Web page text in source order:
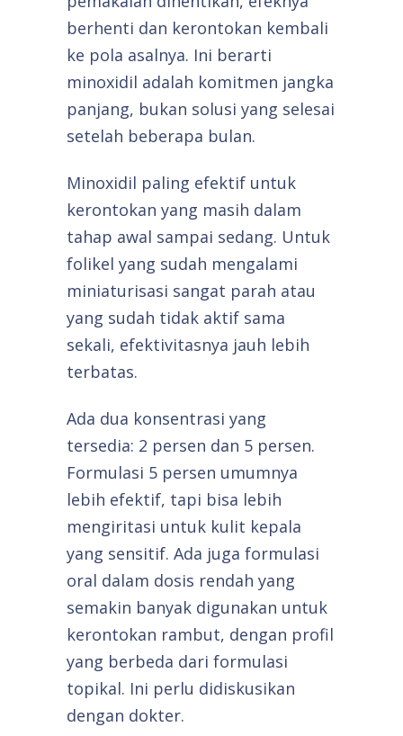
berhenti dan kerontokan kembali
ke pola asalnya. Ini berarti
minoxidil adalah komitmen jangka
panjang, bukan solusi yang selesai
setelah beberapa bulan.
Minoxidil paling efektif untuk
kerontokan yang masih dalam
tahap awal sampai sedang. Untuk
folikel yang sudah mengalami
miniaturisasi sangat parah atau
yang sudah tidak aktif sama
sekali, efektivitasnya jauh lebih
terbatas.
Ada dua konsentrasi yang
tersedia: 2 persen dan 5 persen.
Formulasi 5 persen umumnya
lebih efektif, tapi bisa lebih
mengiritasi untuk kulit kepala
yang sensitif. Ada juga formulasi
oral dalam dosis rendah yang
semakin banyak digunakan untuk
kerontokan rambut, dengan profil
yang berbeda dari formulasi
topikal. Ini perlu didiskusikan
dengan dokter.